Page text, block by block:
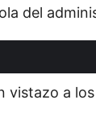
del
vistazo a